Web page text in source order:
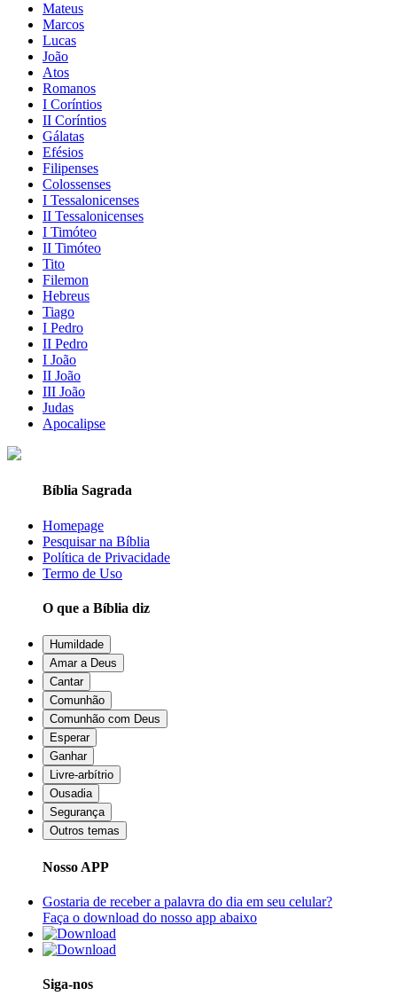
Mateus
Marcos
Lucas
João
Atos
Romanos
I Coríntios
II Coríntios
Gálatas
Efésios
Filipenses
Colossenses
I Tessalonicenses
II Tessalonicenses
I Timóteo
II Timóteo
Tito
Filemon
Hebreus
Tiago
I Pedro
II Pedro
I João
II João
III João
Judas
Apocalipse
Bíblia Sagrada
Homepage
Pesquisar na Bíblia
Política de Privacidade
Termo de Uso
O que a Bíblia diz
Humildade
Amar a Deus
Cantar
Comunhão
Comunhão com Deus
Esperar
Ganhar
Livre-arbítrio
Ousadia
Segurança
Outros temas
Nosso APP
Gostaria de receber a palavra do dia em seu celular?
Faça o download do nosso app abaixo
Siga-nos